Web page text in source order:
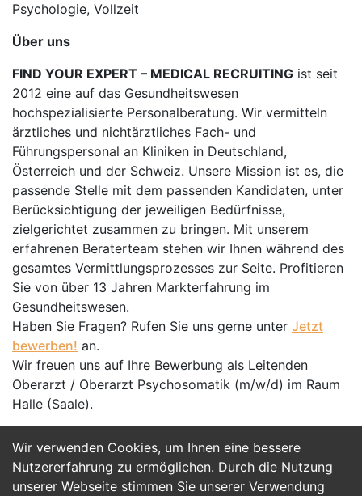
Wir verwenden Cookies, um Ihnen eine bessere
Nutzererfahrung zu ermöglichen. Durch die Nutzung
unserer Webseite stimmen Sie unserer Verwendung
Psychologie, Vollzeit
Über uns
FIND YOUR EXPERT – MEDICAL RECRUITING ist seit
2012 eine auf das Gesundheitswesen
hochspezialisierte Personalberatung. Wir vermitteln
ärztliches und nichtärztliches Fach- und
Führungspersonal an Kliniken in Deutschland,
Österreich und der Schweiz. Unsere Mission ist es, die
passende Stelle mit dem passenden Kandidaten, unter
Berücksichtigung der jeweiligen Bedürfnisse,
zielgerichtet zusammen zu bringen. Mit unserem
erfahrenen Beraterteam stehen wir Ihnen während des
gesamtes Vermittlungsprozesses zur Seite. Profitieren
Sie von über 13 Jahren Markterfahrung im
Gesundheitswesen.
Haben Sie Fragen? Rufen Sie uns gerne unter Jetzt
bewerben! an.
Wir freuen uns auf Ihre Bewerbung als Leitenden
Oberarzt / Oberarzt Psychosomatik (m/w/d) im Raum
Halle (Saale).
Jetzt Bewerben